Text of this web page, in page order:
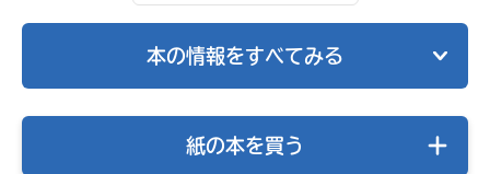
本の情報をすべてみる
紙の本を買う